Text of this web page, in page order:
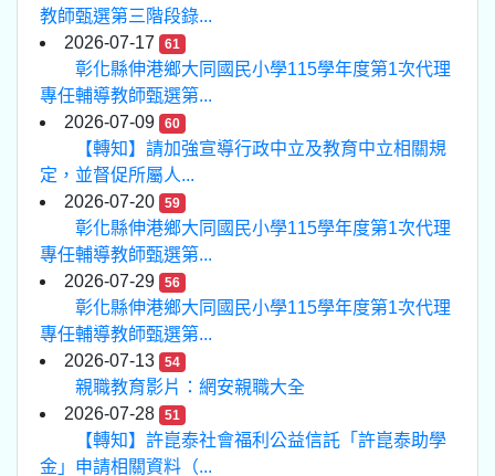
教師甄選第三階段錄...
2026-07-17
61
彰化縣伸港鄉大同國民小學115學年度第1次代理
專任輔導教師甄選第...
2026-07-09
60
【轉知】請加強宣導行政中立及教育中立相關規
定，並督促所屬人...
2026-07-20
59
彰化縣伸港鄉大同國民小學115學年度第1次代理
專任輔導教師甄選第...
2026-07-29
56
彰化縣伸港鄉大同國民小學115學年度第1次代理
專任輔導教師甄選第...
2026-07-13
54
親職教育影片：網安親職大全
2026-07-28
51
【轉知】許崑泰社會福利公益信託「許崑泰助學
金」申請相關資料（...